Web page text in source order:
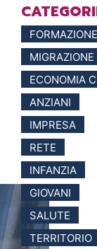
FORMAZIONE
MIGRAZIONE
ECONOMIA
ANZIANI
IMPRESA
RETE
INFANZIA
GIOVANI
SALUTE
TERRITORIO